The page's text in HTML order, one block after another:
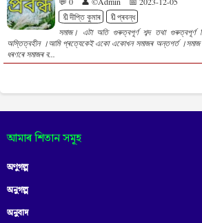
🔖দীপ্তি কুমাৰ
🔖প্ৰবন্ধ
সমাজ। এটা অতি গুৰুত্বপূৰ্ণ শব্দ তথা গুৰুত্বপূৰ্ণ
অস্তিত্বহীন ।আমি প্ৰত্যেকেই একো একোখন সমাজৰ অন্তগৰ্ত ।সমাজ
ধৰণৰে সমাজৰ ব...
আমাৰ শিতান সমূহ
অণুগল্প
অনুগল্প
অনুবাদ